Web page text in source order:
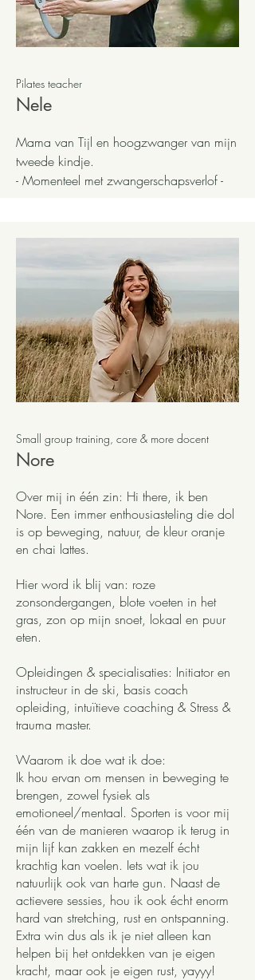
Pilates teacher
Nele
Mama van Tijl en hoogzwanger van mijn
tweede kindje.
- Momenteel met zwangerschapsverlof -
Small group training, core & more docent
Nore
Over mij in één zin: Hi there, ik ben
Nore. Een immer enthousiasteling die dol
is op beweging, natuur, de kleur oranje
en chai lattes.
Hier word ik blij van: roze
zonsondergangen, blote voeten in het
gras, zon op mijn snoet, lokaal en puur
eten.
Opleidingen & specialisaties: Initiator en
instructeur in de ski, basis coach
opleiding, intuïtieve coaching & Stress &
trauma master.
Waarom ik doe wat ik doe:
Ik hou ervan om mensen in beweging te
brengen, zowel fysiek als
emotioneel/mentaal. Sporten is voor mij
één van de manieren waarop ik terug in
mijn lijf kan zakken en mezelf écht
krachtig kan voelen. Iets wat ik jou
natuurlijk ook van harte gun. Naast de
actievere sessies, hou ik ook écht enorm
hard van stretching, rust en ontspanning.
Extra win dus als ik je niet alleen kan
helpen bij het ontdekken van je eigen
kracht, maar ook je eigen rust, yayyy!